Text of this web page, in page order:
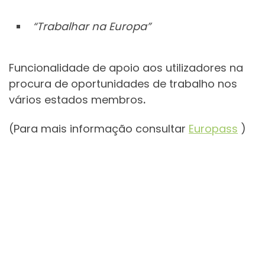
“Trabalhar na Europa”
Funcionalidade de apoio aos utilizadores na
procura de oportunidades de trabalho nos
vários estados membros.
(Para mais informação consultar Europass )